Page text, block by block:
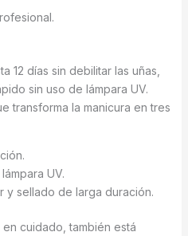
12 días sin debilitar las uñas,
sin uso de lámpara UV.
transforma la manicura en tres
UV.
y sellado de larga duración.
cuidado, también está